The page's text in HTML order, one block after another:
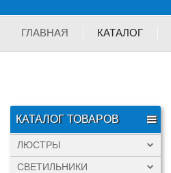
ГЛАВНАЯ КАТАЛОГ
КАТАЛОГ ТОВАРОВ
ЛЮСТРЫ
СВЕТИЛЬНИКИ